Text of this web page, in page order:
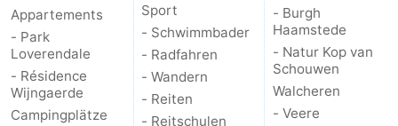
Oranjezon
Oostkapelle
-
Natur
de
-
Westkapelle
-
Appartements
- Park
Loverendale
- Résidence
Wijngaerde
Campingplätze
Sport
- Schwimmbader
- Radfahren
- Wandern
- Reiten
- Reitschulen
- Burgh
Haamstede
- Natur Kop van
Schouwen
Walcheren
- Veere